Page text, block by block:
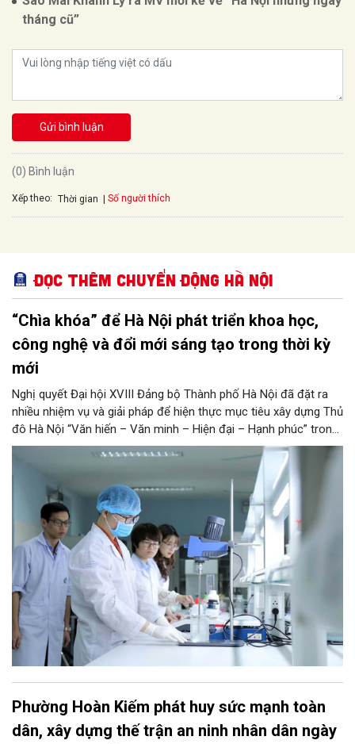
tháng cũ”
Gửi bình luận
(0) Bình luận
Xếp theo: Thời gian Số người thích
Đọc thêm Chuyển động Hà Nội
“Chìa khóa” để Hà Nội phát triển khoa học,
công nghệ và đổi mới sáng tạo trong thời kỳ
mới
Nghị quyết Đại hội XVIII Đảng bộ Thành phố Hà Nội đã đặt ra
nhiều nhiệm vụ và giải pháp để hiện thực mục tiêu xây dựng Thủ
đô Hà Nội “Văn hiến – Văn minh – Hiện đại – Hạnh phúc” trong
thời kỳ mới. Trong đó, Hà Nội sẽ thúc đẩy phát triển khoa học,
công nghệ, đổi mới sáng tạo và chuyển đổi số toàn diện trong
Phường Hoàn Kiếm phát huy sức mạnh toàn
dân, xây dựng thế trận an ninh nhân dân ngày